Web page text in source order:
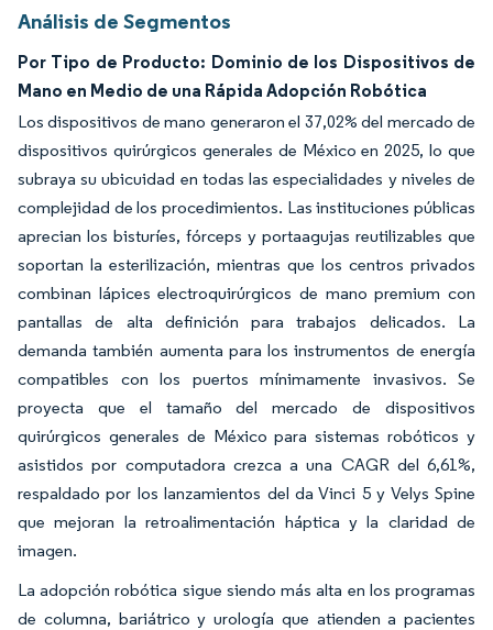
Análisis de Segmentos
Por Tipo de Producto: Dominio de los Dispositivos de
Mano en Medio de una Rápida Adopción Robótica
Los dispositivos de mano generaron el 37,02% del mercado de
dispositivos quirúrgicos generales de México en 2025, lo que
subraya su ubicuidad en todas las especialidades y niveles de
complejidad de los procedimientos. Las instituciones públicas
aprecian los bisturíes, fórceps y portaagujas reutilizables que
soportan la esterilización, mientras que los centros privados
combinan lápices electroquirúrgicos de mano premium con
pantallas de alta definición para trabajos delicados. La
demanda también aumenta para los instrumentos de energía
compatibles con los puertos mínimamente invasivos. Se
proyecta que el tamaño del mercado de dispositivos
quirúrgicos generales de México para sistemas robóticos y
asistidos por computadora crezca a una CAGR del 6,61%,
respaldado por los lanzamientos del da Vinci 5 y Velys Spine
que mejoran la retroalimentación háptica y la claridad de
imagen.
La adopción robótica sigue siendo más alta en los programas
de columna, bariátrico y urología que atienden a pacientes